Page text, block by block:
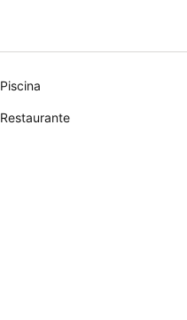
Piscina
Restaurante